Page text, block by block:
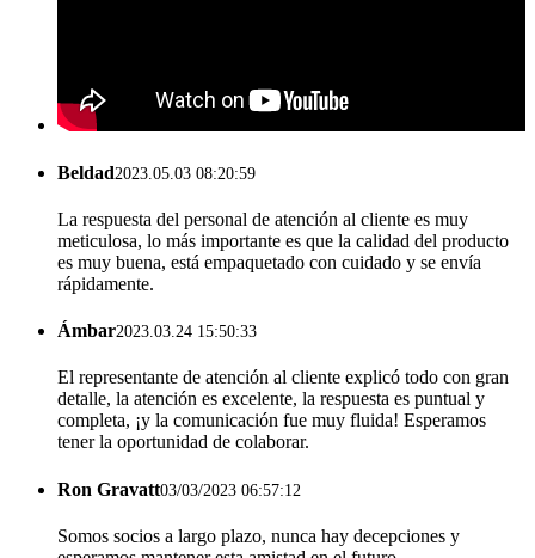
Beldad2023.05.03 08:20:59
La respuesta del personal de atención al cliente es muy
meticulosa, lo más importante es que la calidad del producto
es muy buena, está empaquetado con cuidado y se envía
rápidamente.
Ámbar2023.03.24 15:50:33
El representante de atención al cliente explicó todo con gran
detalle, la atención es excelente, la respuesta es puntual y
completa, ¡y la comunicación fue muy fluida! Esperamos
tener la oportunidad de colaborar.
Ron Gravatt03/03/2023 06:57:12
Somos socios a largo plazo, nunca hay decepciones y